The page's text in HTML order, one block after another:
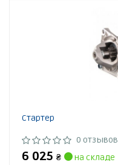
Стартер
0 отзывов
6 025 ₴
на складе